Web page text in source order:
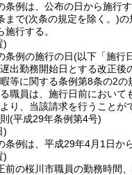
条例は、公布の日から施行す
まで(次条の規定を除く。)の
施行する。
)
条例の施行の日(以下「施行
出勤務開始日とする改正後
等に関する条例第8条の2の
職員は、施行日前において
り、当該請求を行うことが
則(平成29年条例第4号)
)
条例は、平成29年4月1日か
)
前の桜川市職員の勤務時間